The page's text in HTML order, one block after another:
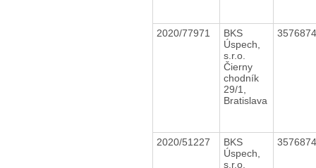
2020/77971
BKS
Úspech,
s.r.o.
Čierny
chodník
29/1,
Bratislava
2020/51227
BKS
Úspech,
s.r.o.